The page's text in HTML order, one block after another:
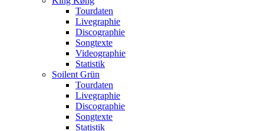
Tourdaten
Livegraphie
Discographie
Songtexte
Videographie
Statistik
Soilent Grün
Tourdaten
Livegraphie
Discographie
Songtexte
Statistik